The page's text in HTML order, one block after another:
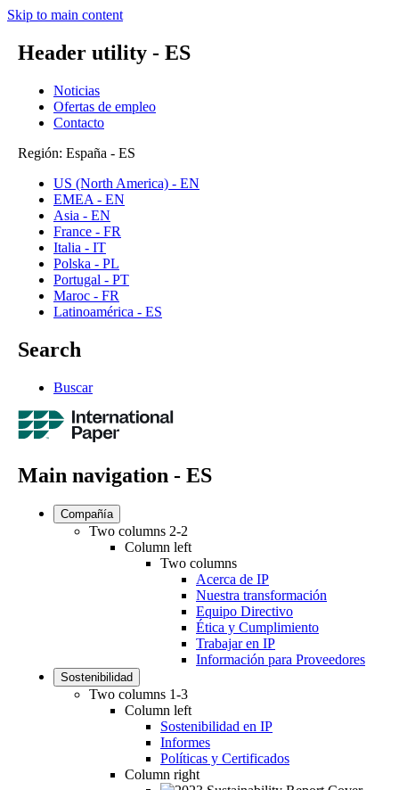
Skip to main content
Header utility - ES
Noticias
Ofertas de empleo
Contacto
Región: España - ES
US (North America) - EN
EMEA - EN
Asia - EN
France - FR
Italia - IT
Polska - PL
Portugal - PT
Maroc - FR
Latinoamérica - ES
Search
Buscar
Main navigation - ES
Compañía
Two columns 2-2
Column left
Two columns
Acerca de IP
Nuestra transformación
Equipo Directivo
Ética y Cumplimiento
Trabajar en IP
Información para Proveedores
Sostenibilidad
Two columns 1-3
Column left
Sostenibilidad en IP
Informes
Políticas y Certificados
Column right